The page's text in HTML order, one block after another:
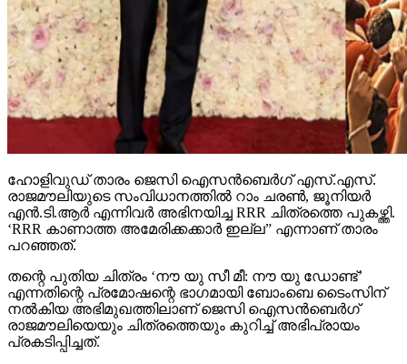
ഹോളിവുഡ് താരം ജെസി ഐസന്‍ബെര്‍ഗ് എസ്.എസ്.
രാജമൗലിയുടെ സംവിധാനത്തില്‍ റാം ചരണ്‍, ജൂനിയര്‍
എന്‍.ടി.ആര്‍ എന്നിവര്‍ അഭിനയിച്ച RRR ചിത്രത്തെ പുകഴ്ത്തി.
‘RRR കാണാത്ത അമേരിക്കക്കാര്‍ ഇല്ല” എന്നാണ് താരം
പറഞ്ഞത്.
തന്റെ പുതിയ ചിത്രം ‘നൗ യു സീ മീ: നൗ യു ഡോണ്ട്’
എന്നതിന്റെ പ്രമോഷന്റെ ഭാഗമായി ബോംബെ ടൈംസിന്
നല്‍കിയ അഭിമുഖത്തിലാണ് ജെസി ഐസന്‍ബെര്‍ഗ്
രാജമൗലിയെയും ചിത്രത്തെയും കുറിച്ച് അഭിപ്രായം
പ്രകടിപ്പിച്ചത്.